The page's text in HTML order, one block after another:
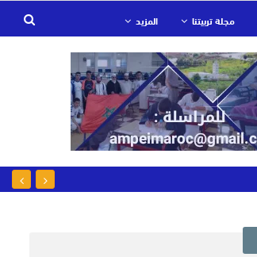
مجلة تربيتنا المزيد